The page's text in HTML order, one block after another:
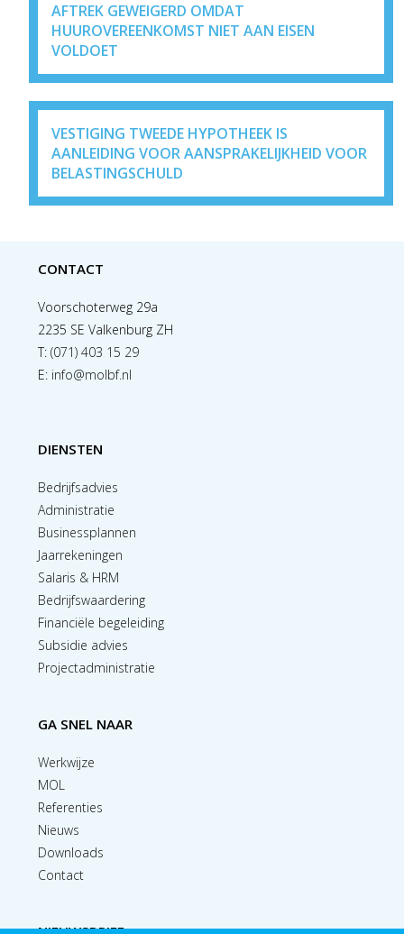
AFTREK GEWEIGERD OMDAT
HUUROVEREENKOMST NIET AAN EISEN
VOLDOET
VESTIGING TWEEDE HYPOTHEEK IS
AANLEIDING VOOR AANSPRAKELIJKHEID VOOR
BELASTINGSCHULD
CONTACT
Voorschoterweg 29a
2235 SE Valkenburg ZH
T:(071) 403 15 29
E: info@molbf.nl
DIENSTEN
Bedrijfsadvies
Administratie
Businessplannen
Jaarrekeningen
Salaris & HRM
Bedrijfswaardering
Financiële begeleiding
Subsidie advies
Projectadministratie
GA SNEL NAAR
Werkwijze
MOL
Referenties
Nieuws
Downloads
Contact